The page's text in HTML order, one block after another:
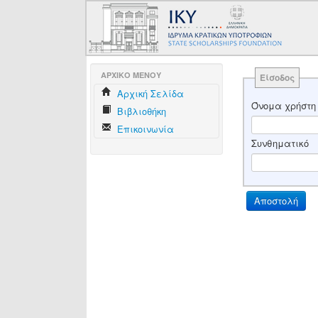
AΡΧΙΚΟ ΜΕΝΟΥ
Aρχική Σελίδα
Βιβλιοθήκη
Επικοινωνία
Είσοδος
Όνομα χρήστη
Συνθηματικό